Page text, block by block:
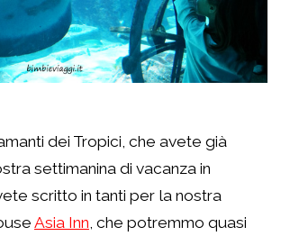
dei Tropici, che avete già
settimanina di vacanza in
scritto in tanti per la nostra
Asia Inn , che potremmo quasi